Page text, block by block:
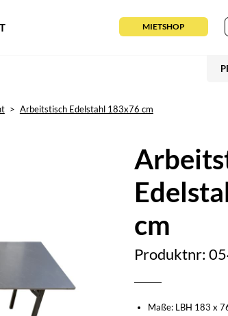
MIETSHOP
> Arbeitstisch Edelstahl 183x76 cm
cm
Produktnr:
Maße: LBH 183 x